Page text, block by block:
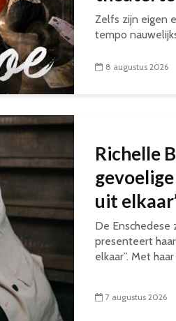
Zelfs zijn eigen
tempo
8 augustus 2026
Richelle
uit
De Enschedese
presenteert
elkaar”. Met
7 augustus 2026